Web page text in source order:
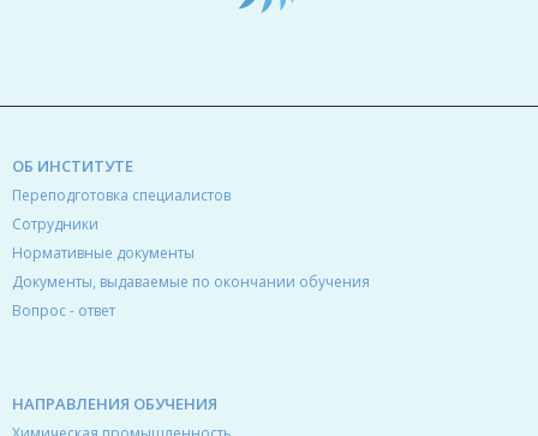
ОБ ИНСТИТУТЕ
Переподготовка специалистов
Сотрудники
Нормативные документы
Документы, выдаваемые по окончании обучения
Вопрос - ответ
НАПРАВЛЕНИЯ ОБУЧЕНИЯ